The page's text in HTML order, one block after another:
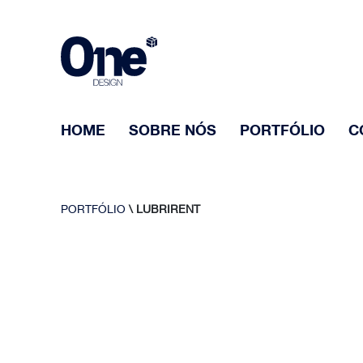
HOME SOBRE NÓS PORTFÓLIO
PORTFÓLIO \ LUBRIRENT